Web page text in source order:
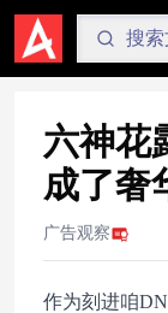
六神花
成了奢
广告观察
作为刻进咱